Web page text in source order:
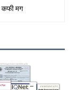
कफी मग